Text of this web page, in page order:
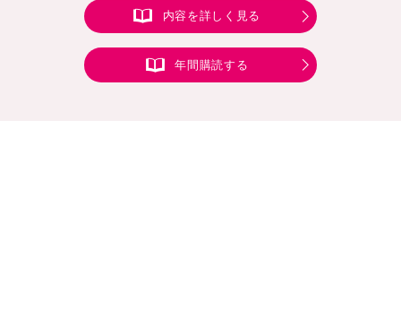
内容を詳しく見る
年間購読する